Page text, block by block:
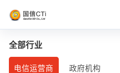
全部行业
电信运营商 政府机构